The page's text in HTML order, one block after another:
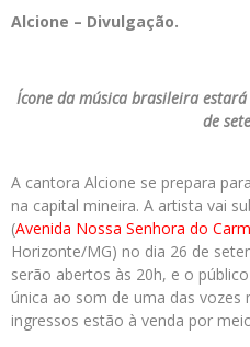
Alcione – Divulgação.
Ícone da música brasileira
de
A cantora Alcione se prepara
na capital mineira. A artista vai
(Avenida Nossa Senhora do
Horizonte/MG) no dia 26 de
serão abertos às 20h, e o
única ao som de uma das vozes
ingressos estão à venda por